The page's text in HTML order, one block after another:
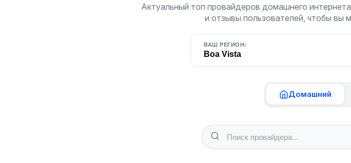
Актуальный топ провайдеров домашнего
и отзывы пользователей, чтобы вы
ВАШ РЕГИОН:
Boa Vista
Домашний